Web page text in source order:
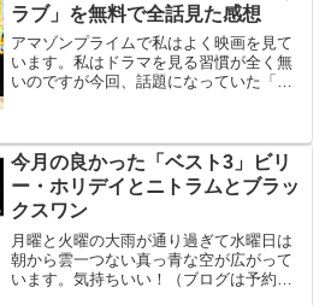
ラブ」を無料で全話見た感想
アマゾンプライムで私はよく映画を見て
います。私はドラマを見る習慣が全く無
いのですが今回、話題になっていた「お
ました。「おっさんずラブ」の主な内容
にも興味が無く一切何も知...
今月の良かった「ベスト3」ビリ
ー・ホリデイとニトラムとブラッ
クスワン
月曜と火曜の大雨が通り過ぎて水曜日は
朝から雲一つない真っ青な空が広がって
います。気持ちいい！（ブログは予約投